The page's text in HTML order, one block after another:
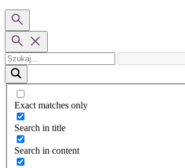
Exact matches only
Search in title
Search in content